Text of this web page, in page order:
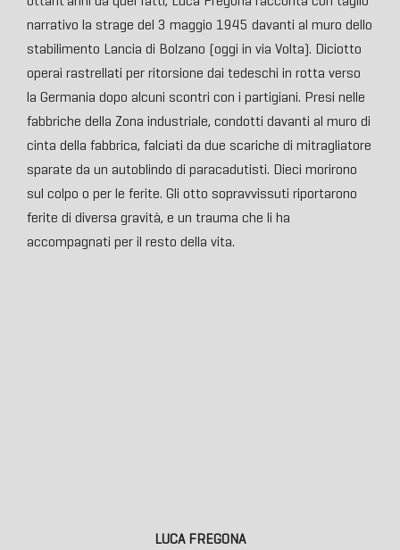
narrativo la strage del 3 maggio 1945 davanti al muro dello
stabilimento Lancia di Bolzano (oggi in via Volta). Diciotto
operai rastrellati per ritorsione dai tedeschi in rotta verso
la Germania dopo alcuni scontri con i partigiani. Presi nelle
fabbriche della Zona industriale, condotti davanti al muro di
cinta della fabbrica, falciati da due scariche di mitragliatore
sparate da un autoblindo di paracadutisti. Dieci morirono
sul colpo o per le ferite. Gli otto sopravvissuti riportarono
ferite di diversa gravità, e un trauma che li ha
accompagnati per il resto della vita.
LUCA FREGONA